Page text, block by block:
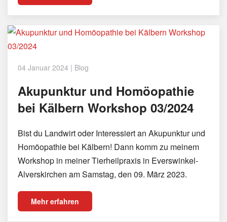
04 Januar 2024 | Blog
Akupunktur und Homöopathie
bei Kälbern Workshop 03/2024
Bist du Landwirt oder Interessiert an Akupunktur und
Homöopathie bei Kälbern! Dann komm zu meinem
Workshop in meiner Tierheilpraxis in Everswinkel-
Alverskirchen am Samstag, den 09. März 2023.
Mehr erfahren